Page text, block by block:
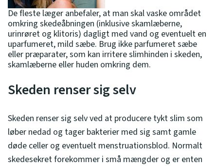
De fleste læger anbefaler, at man skal vaske området
omkring skedeåbningen (inklusive skamlæberne,
urinrøret og klitoris) dagligt med vand og eventuelt en
uparfumeret, mild sæbe. Brug ikke parfumeret sæbe
eller præparater, som kan irritere slimhinden i skeden,
skamlæberne eller huden omkring dem.
Skeden renser sig selv
Skeden renser sig selv ved at producere tykt slim som
løber nedad og tager bakterier med sig samt gamle
døde celler og eventuelt menstruationsblod. Normalt
skedesekret forekommer i små mængder og er enten